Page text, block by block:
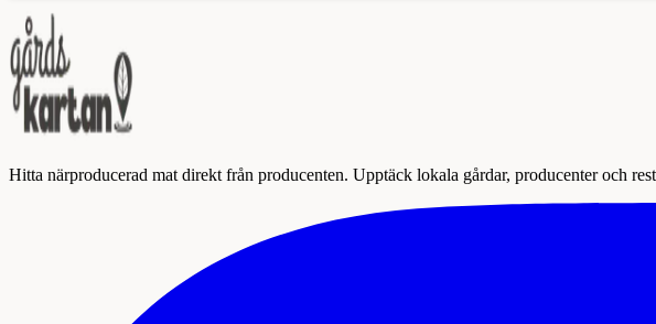
Hitta närproducerad mat direkt från producenten. Upptäck lokala gårdar, producenter och